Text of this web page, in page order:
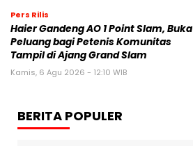
Pers Rilis
Haier Gandeng AO 1 Point Slam, Buka
Peluang bagi Petenis Komunitas
Tampil di Ajang Grand Slam
Kamis, 6 Agu 2026 - 12:10 WIB
BERITA POPULER